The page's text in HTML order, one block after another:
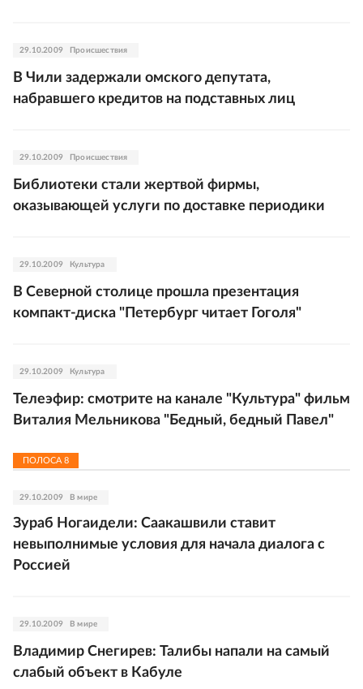
29.10.2009 Происшествия
В Чили задержали омского депутата,
набравшего кредитов на подставных лиц
29.10.2009 Происшествия
Библиотеки стали жертвой фирмы,
оказывающей услуги по доставке периодики
29.10.2009 Культура
В Северной столице прошла презентация
компакт-диска "Петербург читает Гоголя"
29.10.2009 Культура
Телеэфир: смотрите на канале "Культура" фильм
Виталия Мельникова "Бедный, бедный Павел"
ПОЛОСА 8
29.10.2009 В мире
Зураб Ногаидели: Саакашвили ставит
невыполнимые условия для начала диалога с
Россией
29.10.2009 В мире
Владимир Снегирев: Талибы напали на самый
слабый объект в Кабуле